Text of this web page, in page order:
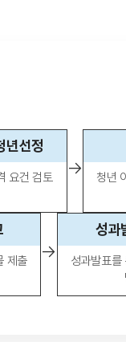
년선정
요건 검토 →
청년
제출 →
성과
성과발표를